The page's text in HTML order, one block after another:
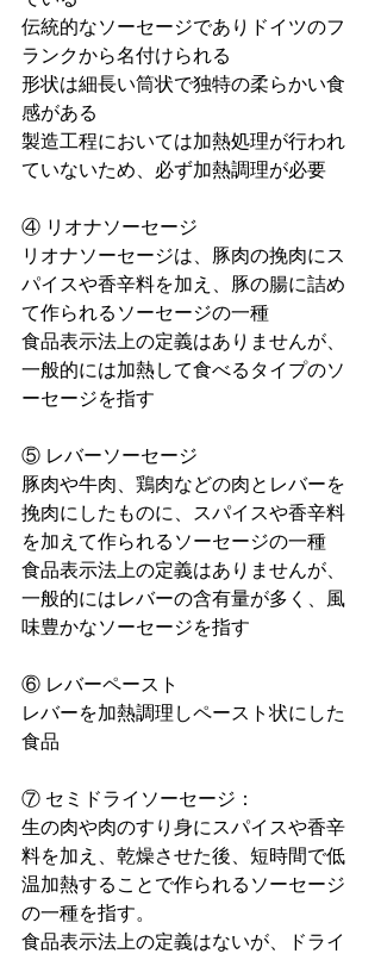
伝統的なソーセージでありドイツのフ
ランクから名付けられる
形状は細長い筒状で独特の柔らかい食
感がある
製造工程においては加熱処理が行われ
ていないため、必ず加熱調理が必要
④ リオナソーセージ
リオナソーセージは、豚肉の挽肉にス
パイスや香辛料を加え、豚の腸に詰め
て作られるソーセージの一種
食品表示法上の定義はありませんが、
一般的には加熱して食べるタイプのソ
ーセージを指す
⑤ レバーソーセージ
豚肉や牛肉、鶏肉などの肉とレバーを
挽肉にしたものに、スパイスや香辛料
を加えて作られるソーセージの一種
食品表示法上の定義はありませんが、
一般的にはレバーの含有量が多く、風
味豊かなソーセージを指す
⑥ レバーペースト
レバーを加熱調理しペースト状にした
食品
⑦ セミドライソーセージ：
生の肉や肉のすり身にスパイスや香辛
料を加え、乾燥させた後、短時間で低
温加熱することで作られるソーセージ
の一種を指す。
食品表示法上の定義はないが、ドライ